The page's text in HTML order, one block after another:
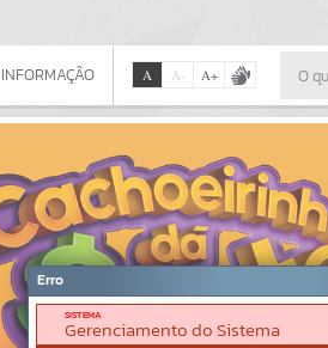
Por favor, aguarde...
A A- A+
Erro
SISTEMA
Gerenciamento do Sistema